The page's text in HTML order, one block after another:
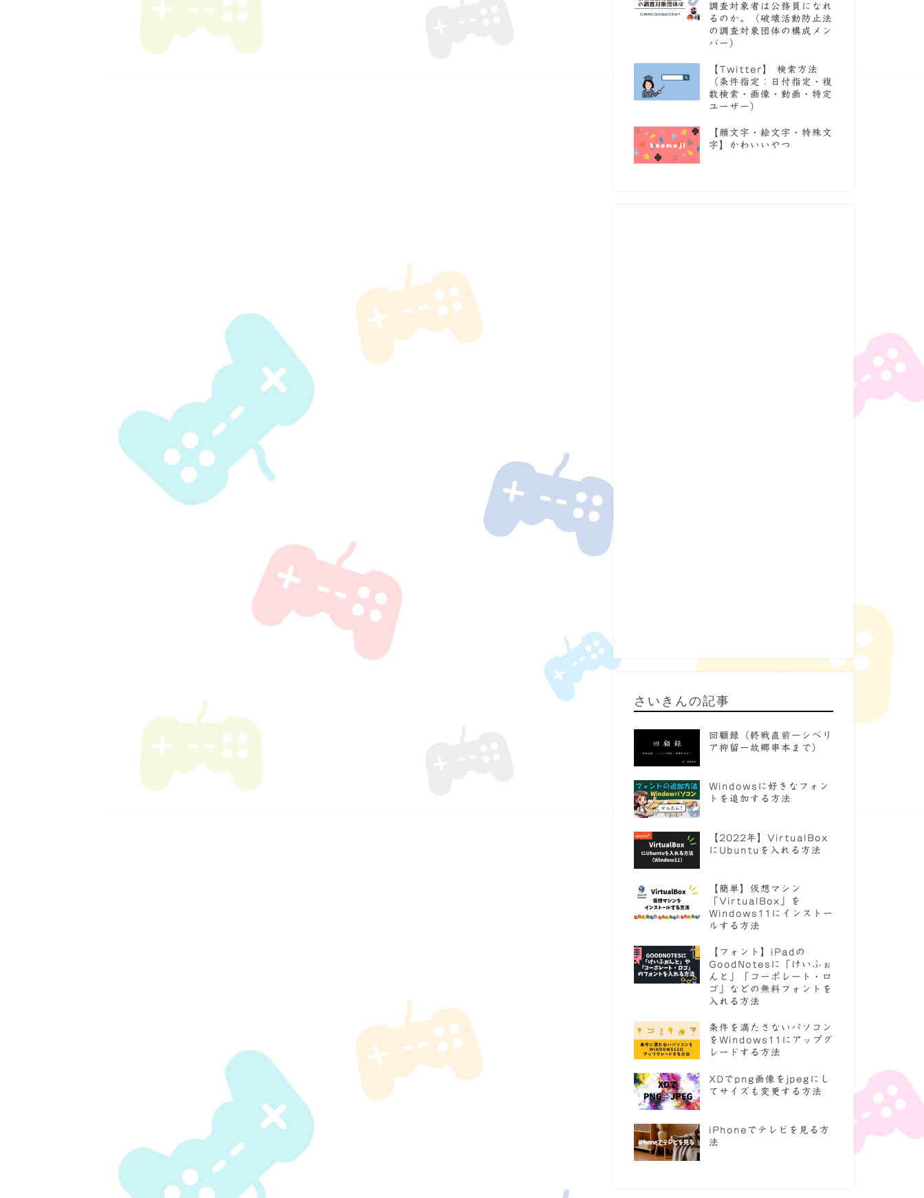
調査対象者は公務員になれ
るのか。（破壊活動防止法
の調査対象団体の構成メン
バー）
【Twitter】 検索方法
（条件指定：日付指定・複
数検索・画像・動画・特定
ユーザー）
【顔文字・絵文字・特殊文
字】かわいいやつ
さいきんの記事
回顧録（終戦直前ーシベリ
ア抑留ー故郷串本まで）
Windowsに好きなフォン
トを追加する方法
【2022年】VirtualBox
にUbuntuを入れる方法
【簡単】仮想マシン
「VirtualBox」を
Windows11にインストー
ルする方法
【フォント】iPadの
GoodNotesに「けいふぉ
んと」「コーポレート・ロ
ゴ」などの無料フォントを
入れる方法
条件を満たさないパソコン
をWindows11にアップグ
レードする方法
XDでpng画像をjpegにし
てサイズも変更する方法
iPhoneでテレビを見る方
法